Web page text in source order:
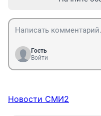
Гость
Войти
Новости СМИ2